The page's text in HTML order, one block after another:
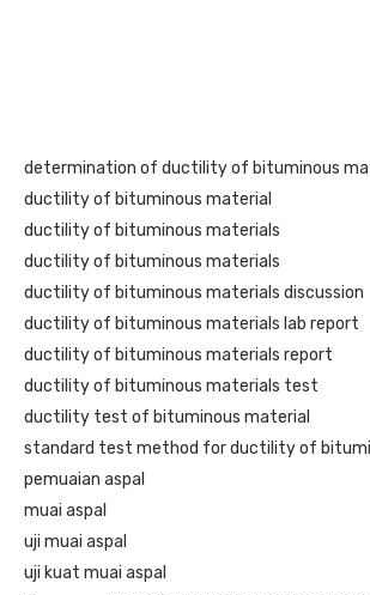
determination of ductility of bituminous
ductility of bituminous material
ductility of bituminous materials
ductility of bituminous materials
ductility of bituminous materials discussion
ductility of bituminous materials lab report
ductility of bituminous materials report
ductility of bituminous materials test
ductility test of bituminous material
standard test method for ductility of
pemuaian aspal
muai aspal
uji muai aspal
uji kuat muai aspal